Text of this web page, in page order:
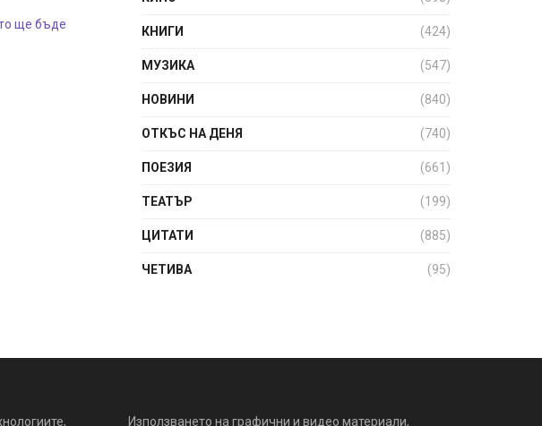
ще бъде
КНИГИ (424)
МУЗИКА (547)
НОВИНИ (840)
ОТКЪС НА ДЕНЯ (740)
ПОЕЗИЯ (661)
ТЕАТЪР (199)
ЦИТАТИ (885)
ЧЕТИВА (95)
Използването на графични и видео материали,